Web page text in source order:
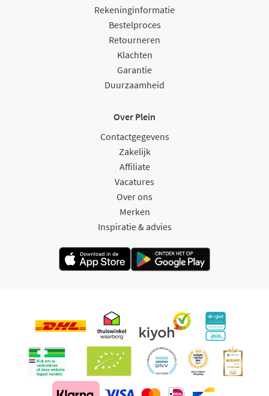
Rekeninginformatie
Bestelproces
Retourneren
Klachten
Garantie
Duurzaamheid
Over Plein
Contactgegevens
Zakelijk
Affiliate
Vacatures
Over ons
Merken
Inspiratie & advies